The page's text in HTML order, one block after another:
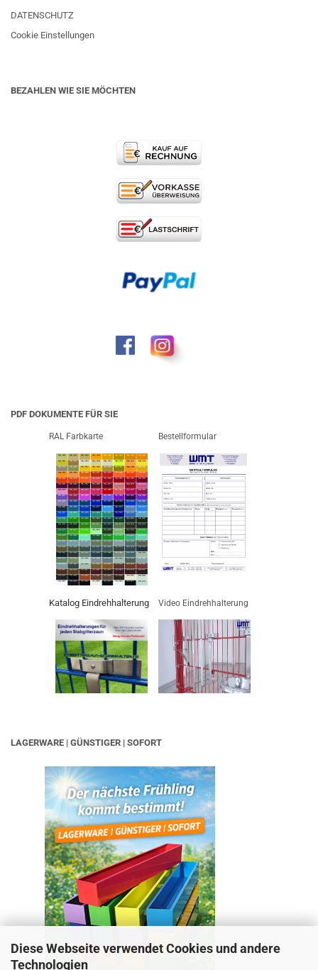
Diese Webseite verwendet Cookies und andere
Technologien
DATENSCHUTZ
Cookie Einstellungen
BEZAHLEN WIE SIE MÖCHTEN
PDF DOKUMENTE FÜR SIE
RAL Farbkarte Bestellformular
Katalog Eindrehhalterung Video Eindrehhalterung
LAGERWARE | GÜNSTIGER | SOFORT